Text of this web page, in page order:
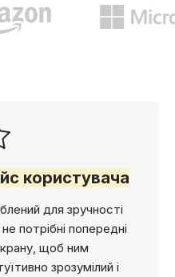
користувача
для зручності
потрібні попередні
щоб ним
зрозумілий і